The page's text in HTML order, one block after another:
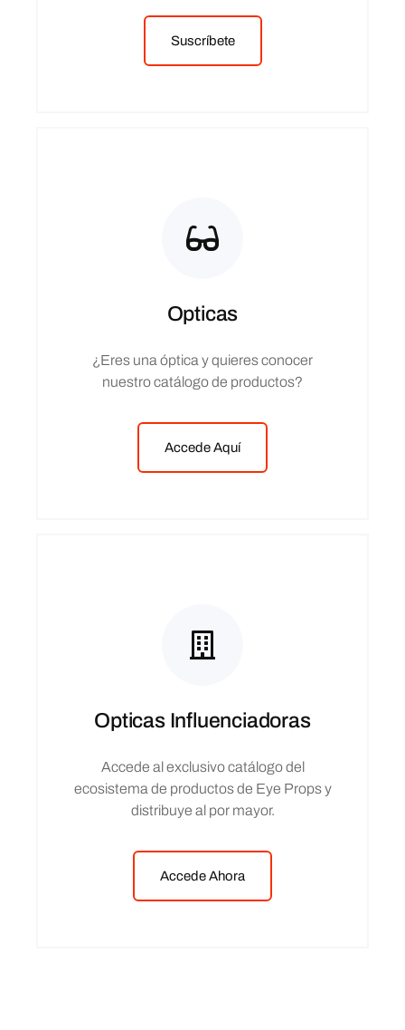
Suscríbete
Opticas
¿Eres una óptica y quieres conocer
nuestro catálogo de productos?
Accede Aquí
Opticas Influenciadoras
Accede al exclusivo catálogo del
ecosistema de productos de Eye Props y
distribuye al por mayor.
Accede Ahora